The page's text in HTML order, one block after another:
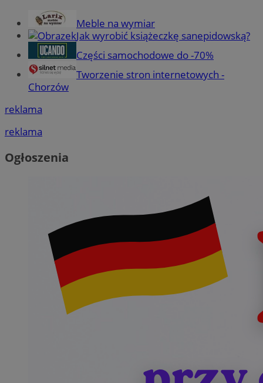
Meble na wymiar
Jak wyrobić książeczkę sanepidowską?
Części samochodowe do -70%
Tworzenie stron internetowych -
Chorzów
reklama
reklama
Ogłoszenia